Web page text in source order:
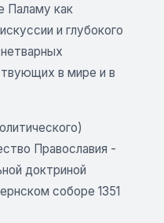
Паламу как
и глубокого
в мире и в
Православия -
доктриной
соборе 1351